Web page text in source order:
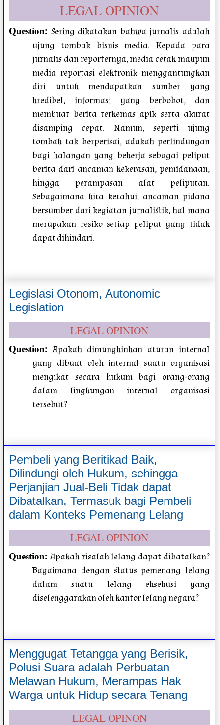
LEGAL OPINION
Question: Sering dikatakan bahwa jurnalis adalah
ujung tombak bisnis media. Kepada para
jurnalis dan reporternya, media cetak maupun
media reportasi elektronik menggantungkan
diri untuk mendapatkan sumber yang
kredibel, informasi yang berbobot, dan
membuat berita terkemas apik serta akurat
disamping cepat. Namun, seperti ujung
tombak tak berperisai, adakah perlindungan
bagi kalangan yang bekerja sebagai peliput
berita dari ancaman kekerasan, pemidanaan,
hingga perampasan alat peliputan.
Sebagaimana kita ketahui, ancaman pidana
bersumber dari kegiatan jurnalistik, hal mana
merupakan resiko setiap peliput yang tidak
dapat dihindari.
Legislasi Otonom, Autonomic
Legislation
LEGAL OPINION
Question: Apakah dimungkinkan aturan internal
yang dibuat oleh internal suatu organisasi
mengikat secara hukum bagi orang-orang
dalam lingkungan internal organisasi
tersebut?
Pembeli yang Beritikad Baik,
Dilindungi oleh Hukum, sehingga
Perjanjian Jual-Beli Tidak dapat
Dibatalkan, Termasuk bagi Pembeli
dalam Konteks Pemenang Lelang
LEGAL OPINION
Question: Apakah risalah lelang dapat dibatalkan?
Bagaimana dengan status pemenang lelang
dalam suatu lelang eksekusi yang
diselenggarakan oleh kantor lelang negara?
Menggugat Tetangga yang Berisik,
Polusi Suara adalah Perbuatan
Melawan Hukum, Merampas Hak
Warga untuk Hidup secara Tenang
LEGAL OPINON